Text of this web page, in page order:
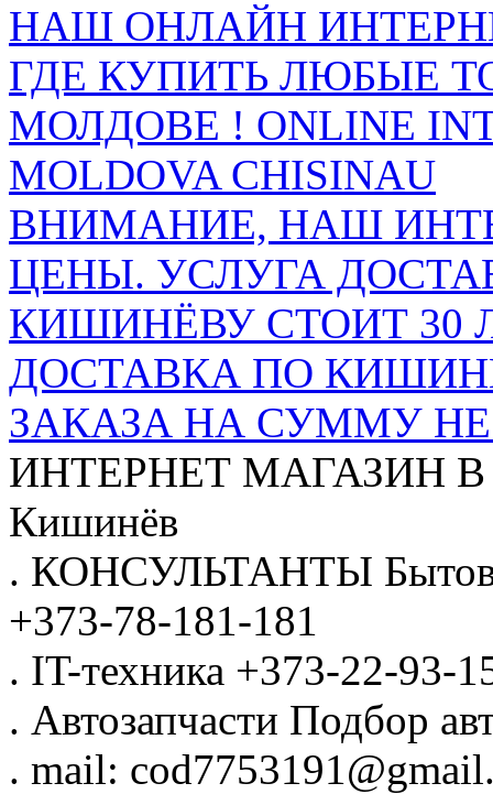
НАШ ОНЛАЙН
ГДЕ КУПИТЬ ЛЮБЫЕ
МОЛДОВЕ ! ONLINE
MOLDOVA CHISINAU
ВНИМАНИЕ, НАШ
ЦЕНЫ. УСЛУГА
КИШИНЁВУ СТОИТ 30
ДОСТАВКА ПО
ЗАКАЗА НА СУММУ НЕ
ИНТЕРНЕТ МАГАЗИН
Кишинёв
. КОНСУЛЬТАНТЫ
+373-78-181-181
. IT-техника +373-22-93-
. Автозапчасти Подбор
. mail: